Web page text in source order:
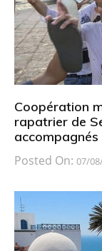
Coopération
rapatrier de
accompagnés
Posted On: 07/